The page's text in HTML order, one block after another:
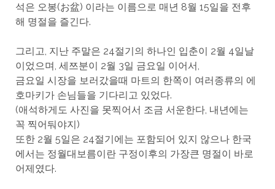
석은 오봉(お盆) 이라는 이름으로 매년 8월 15일을 전후
해 명절을 즐긴다.
그리고, 지난 주말은 24절기의 하나인 입춘이 2월 4일날
이었으며, 세쯔분이 2월 3일 금요일 이어서,
금요일 시장을 보러갔을때 마트의 한쪽이 여러종류의 에
호마키가 손님들을 기다리고 있었다.
(애석하게도 사진을 못찍어서 조금 서운한다, 내년에는
꼭 찍어둬야지)
또한 2월 5일은 24절기에는 포함되어 있지 않으나 한국
에서는 정월대보름이란 구정이후의 가장큰 명절이 바로
어제였다.